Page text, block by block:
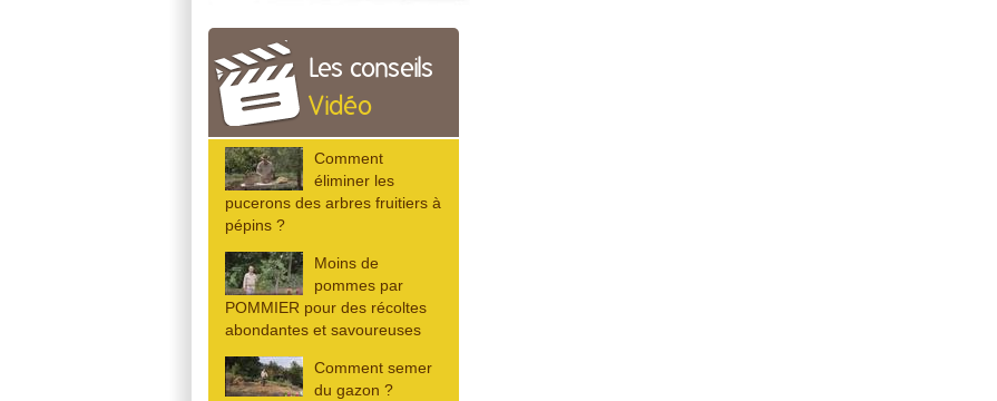
Les conseils
Vidéo
Comment
éliminer les
pucerons des arbres fruitiers à
pépins ?
Moins de
pommes par
POMMIER pour des récoltes
abondantes et savoureuses
Comment semer
du gazon ?